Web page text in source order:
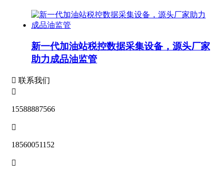
新一代加油站税控数据采集设备，源头厂家
助力成品油监管
 联系我们

15588887566

18560051152
